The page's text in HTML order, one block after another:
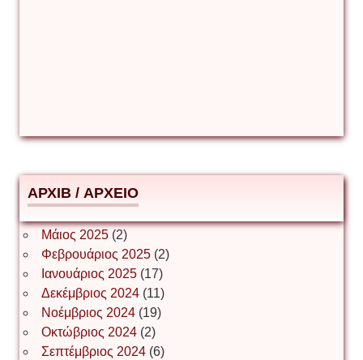
Δημήτριος Ζακοντινός
ΕΥΑΓΓΕΛΟΣ ΜΩΚΟΣ
Ιωάννης Σ. Παπαφλωράτος
ΝΙΚΟΣ ΓΑΤΟΣ
АРХІВ / ΑΡΧΕΙΟ
Μάιος 2025(2)
Φεβρουάριος 2025(2)
Ιανουάριος 2025(17)
Δεκέμβριος 2024(11)
Νοέμβριος 2024(19)
Οκτώβριος 2024(2)
Σεπτέμβριος 2024(6)